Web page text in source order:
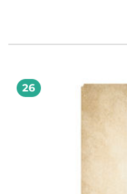
spojrzenie na sztukę,
wadami takiego stanu
Czym i jak od wieków
odciąga nas od
filozofów owładnęła
chodzeniu, że już w
jestem uczonym. Spiritus
przechadzek starałem
wyczerpuję jednak
26